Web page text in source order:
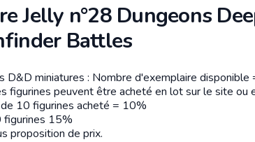
Jelly n°28 Dungeons
Battles
D&D miniatures : Nombre d'exemplaire disponible
figurines peuvent être acheté en lot sur le site ou
10 figurines acheté = 10%
figurines 15%
proposition de prix.